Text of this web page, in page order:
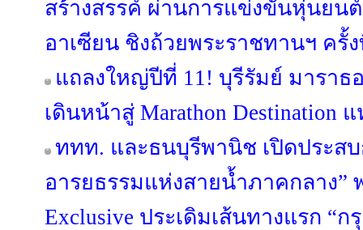
สร้างสรรค์ ผ่านการแข่งขันหุ่นยน
อาเซียน ชิงถ้วยพระราชทานฯ ครั้
แถลงใหญ่ปีที่ 11! บุรีรัมย์ มาราธ
เดินหน้าสู่ Marathon Destination แ
ททท. และธนบุรีพานิช เปิดประสบ
อารยธรรมแห่งสายน้ำภาคกลาง”
Exclusive ประเดิมเส้นทางแรก “ก